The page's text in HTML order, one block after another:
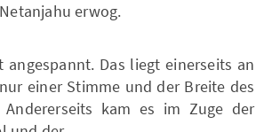
erwog.
Das liegt einerseits an
einer Stimme und der Breite des
kam es im Zuge der